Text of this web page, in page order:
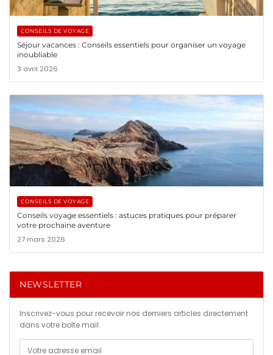
CONSEILS DE VOYAGE
Séjour vacances : Conseils essentiels pour organiser un voyage
inoubliable
3 avril 2026
CONSEILS DE VOYAGE
Conseils voyage essentiels : astuces pratiques pour préparer
votre prochaine aventure
27 mars 2026
NEWSLETTER
Inscrivez-vous pour recevoir nos derniers articles directement
dans votre boîte mail.